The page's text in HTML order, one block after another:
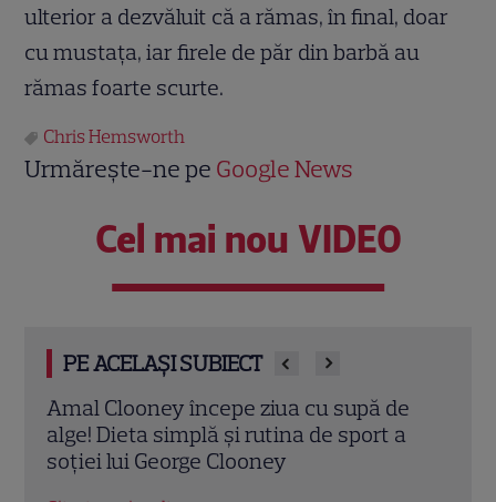
ulterior a dezvăluit că a rămas, în final, doar
cu mustața, iar firele de păr din barbă au
rămas foarte scurte.
Chris Hemsworth
Urmărește-ne pe Google News
Cel mai nou VIDEO
PE ACELAȘI SUBIECT
Tom Holland, decizie radicală pentru
noul său film! Ce promisiune a făcut
actorul după momentele virale în care a